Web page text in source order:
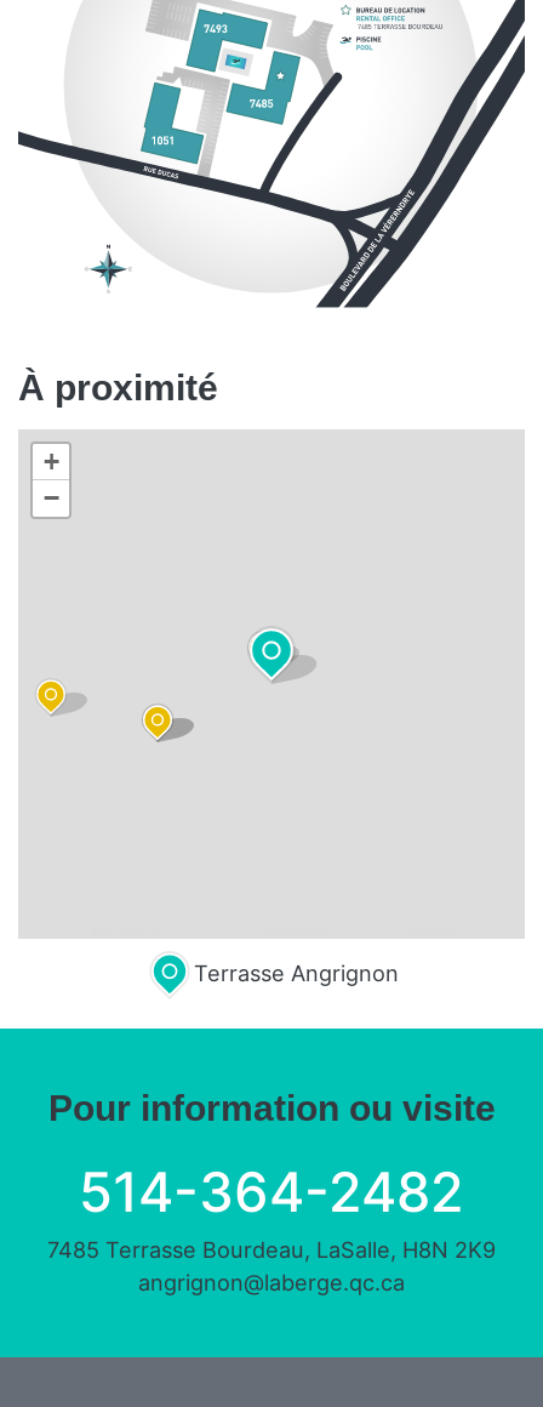
À proximité
+
−
Terrasse Angrignon
Pour information ou visite
514-364-2482
7485 Terrasse Bourdeau, LaSalle, H8N 2K9
angrignon@laberge.qc.ca